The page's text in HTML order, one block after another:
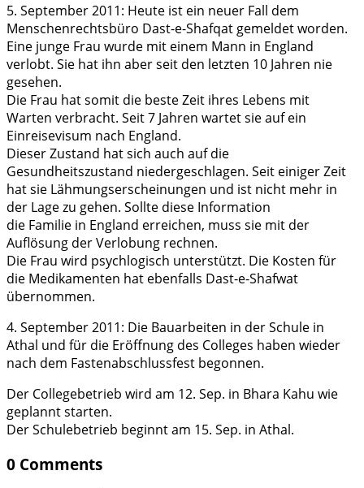
5. September 2011: Heute ist ein neuer Fall dem
Menschenrechtsbüro Dast-e-Shafqat gemeldet worden.
Eine junge Frau wurde mit einem Mann in England
verlobt. Sie hat ihn aber seit den letzten 10 Jahren nie
gesehen.
Die Frau hat somit die beste Zeit ihres Lebens mit
Warten verbracht. Seit 7 Jahren wartet sie auf ein
Einreisevisum nach England.
Dieser Zustand hat sich auch auf die
Gesundheitszustand niedergeschlagen. Seit einiger Zeit
hat sie Lähmungserscheinungen und ist nicht mehr in
der Lage zu gehen. Sollte diese Information
die Familie in England erreichen, muss sie mit der
Auflösung der Verlobung rechnen.
Die Frau wird psychlogisch unterstützt. Die Kosten für
die Medikamenten hat ebenfalls Dast-e-Shafwat
übernommen.
4. September 2011: Die Bauarbeiten in der Schule in
Athal und für die Eröffnung des Colleges haben wieder
nach dem Fastenabschlussfest begonnen.
Der Collegebetrieb wird am 12. Sep. in Bhara Kahu wie
geplannt starten.
Der Schulebetrieb beginnt am 15. Sep. in Athal.
0 Comments